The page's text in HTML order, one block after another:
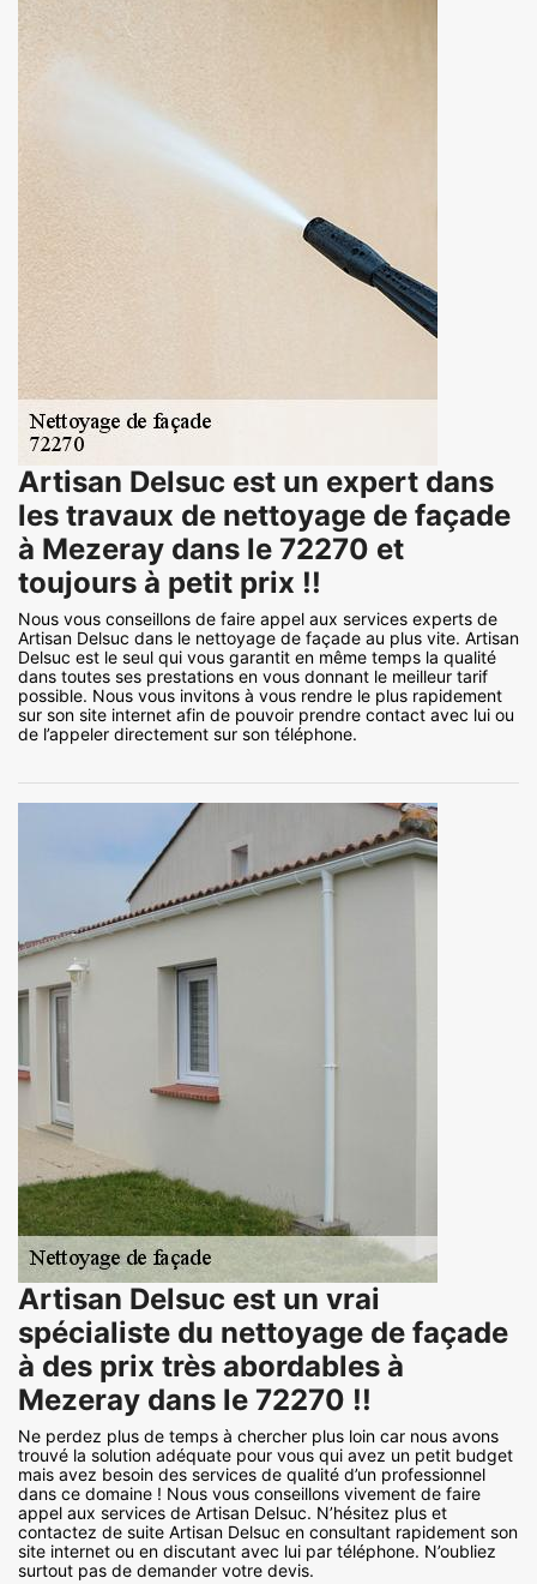
Artisan Delsuc est un expert dans
les travaux de nettoyage de façade
à Mezeray dans le 72270 et
toujours à petit prix !!
Nous vous conseillons de faire appel aux services experts de
Artisan Delsuc dans le nettoyage de façade au plus vite. Artisan
Delsuc est le seul qui vous garantit en même temps la qualité
dans toutes ses prestations en vous donnant le meilleur tarif
possible. Nous vous invitons à vous rendre le plus rapidement
sur son site internet afin de pouvoir prendre contact avec lui ou
de l’appeler directement sur son téléphone.
Artisan Delsuc est un vrai
spécialiste du nettoyage de façade
à des prix très abordables à
Mezeray dans le 72270 !!
Ne perdez plus de temps à chercher plus loin car nous avons
trouvé la solution adéquate pour vous qui avez un petit budget
mais avez besoin des services de qualité d’un professionnel
dans ce domaine ! Nous vous conseillons vivement de faire
appel aux services de Artisan Delsuc. N’hésitez plus et
contactez de suite Artisan Delsuc en consultant rapidement son
site internet ou en discutant avec lui par téléphone. N’oubliez
surtout pas de demander votre devis.